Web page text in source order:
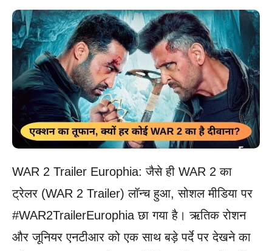
WAR 2 Trailer Europhia: जैसे ही WAR 2 का
ट्रेलर (WAR 2 Trailer) लॉन्च हुआ, सोशल मीडिया पर
#WAR2TrailerEurophia छा गया है। ऋतिक रोशन
और जूनियर एनटीआर को एक साथ बड़े पर्दे पर देखने का